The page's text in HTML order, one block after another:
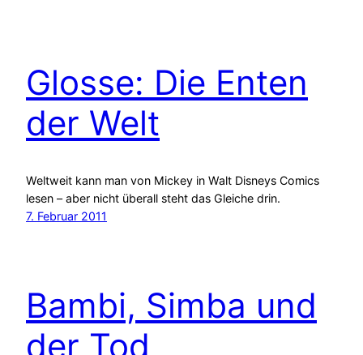
Glosse: Die Enten
der Welt
Weltweit kann man von Mickey in Walt Disneys Comics
lesen – aber nicht überall steht das Gleiche drin.
7. Februar 2011
Bambi, Simba und
der Tod